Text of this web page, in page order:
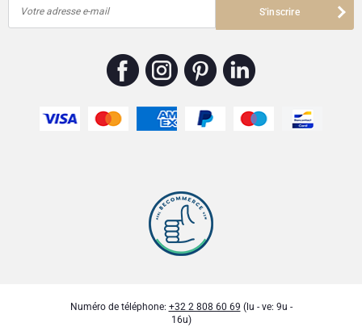
Votre adresse e-mail S'inscrire
Numéro de téléphone: +32 2 808 60 69 (lu - ve: 9u -
16u)